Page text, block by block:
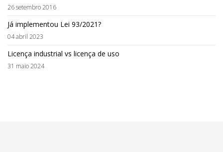
26 setembro 2016
Já implementou Lei 93/2021?
04 abril 2023
Licença industrial vs licença de uso
31 maio 2024